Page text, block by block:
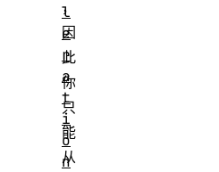
，
因
此
你
只
能
从
l
e
r
a
t
i
o
n